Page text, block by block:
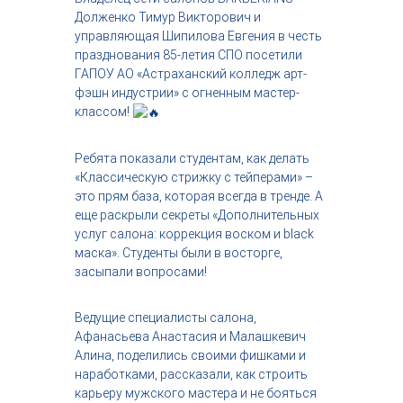
с
р
и
я
к
р
о
т
Долженко Тимур Викторович и
управляющая Шипилова Евгения в честь
празднования 85-летия СПО посетили
ГАПОУ АО «Астраханский колледж арт-
фэшн индустрии» с огненным мастер-
классом!
Ребята показали студентам, как делать
«Классическую стрижку с тейперами» –
это прям база, которая всегда в тренде. А
еще раскрыли секреты «Дополнительных
услуг салона: коррекция воском и black
маска». Студенты были в восторге,
засыпали вопросами!
Ведущие специалисты салона,
Афанасьева Анастасия и Малашкевич
Алина, поделились своими фишками и
наработками, рассказали, как строить
карьеру мужского мастера и не бояться